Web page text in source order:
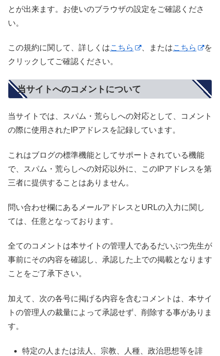
とが出来ます。お使いのブラウザの設定をご確認くださ
い。
この規約に関して、詳しくはこちら 、またはこちら
を
クリックしてご確認ください。
当サイトへのコメントについて
当サイトでは、スパム・荒らしへの対応として、コメント
の際に使用されたIPアドレスを記録しています。
これはブログの標準機能としてサポートされている機能
で、スパム・荒らしへの対応以外に、このIPアドレスを第
三者に提供することはありません。
問い合わせ欄にあるメールアドレスとURLの入力に関し
ては、任意となっております。
全てのコメントは本サイトの管理人であるだいぶつ先生が
事前にその内容を確認し、承認した上での掲載となります
ことをご了承下さい。
加えて、次の各号に掲げる内容を含むコメントは、本サイ
トの管理人の裁量によって承認せず、削除する事がありま
す。
特定の人または法人、宗教、人種、政治思想等を誹